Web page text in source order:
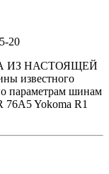
20
ИЗ НАСТОЯЩЕЙ
параметрам шинам
Yokoma R1